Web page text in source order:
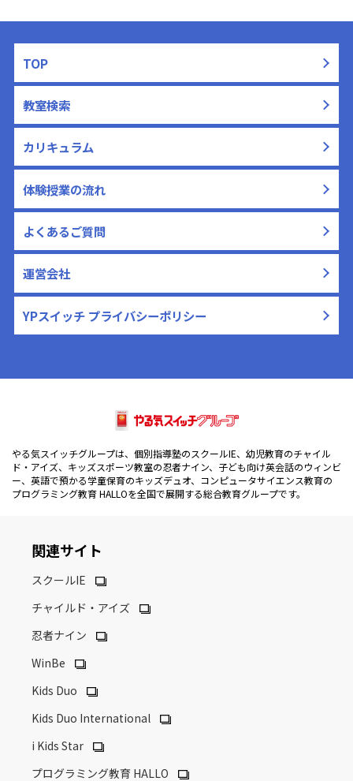
TOP
教室検索
カリキュラム
体験授業の流れ
よくあるご質問
運営会社
YPスイッチ プライバシーポリシー
やる気スイッチグループは、個別指導塾のスクールIE、幼児教育のチャイル
ド・アイズ、キッズスポーツ教室の忍者ナイン、子ども向け英会話のウィンビ
ー、英語で預かる学童保育のキッズデュオ、コンピュータサイエンス教育の
プログラミング教育 HALLOを全国で展開する総合教育グループです。
関連サイト
スクールIE
チャイルド・アイズ
忍者ナイン
WinBe
Kids Duo
Kids Duo International
i Kids Star
プログラミング教育 HALLO